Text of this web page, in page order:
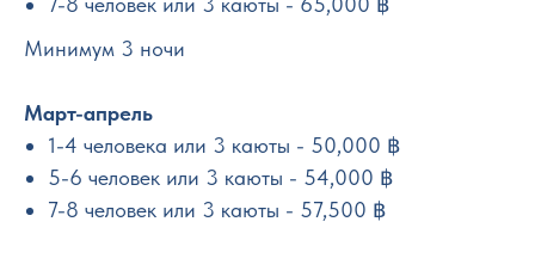
Минимум 3 ночи
Март-апрель
1-4 человека или 3 каюты - 50,000 ฿
5-6 человек или 3 каюты - 54,000 ฿
7-8 человек или 3 каюты - 57,500 ฿